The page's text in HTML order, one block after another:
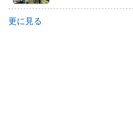
更に見る